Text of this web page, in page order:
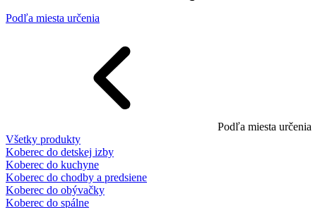
Podľa miesta určenia
Podľa miesta určenia
Všetky produkty
Koberec do detskej izby
Koberec do kuchyne
Koberec do chodby a predsiene
Koberec do obývačky
Koberec do spálne